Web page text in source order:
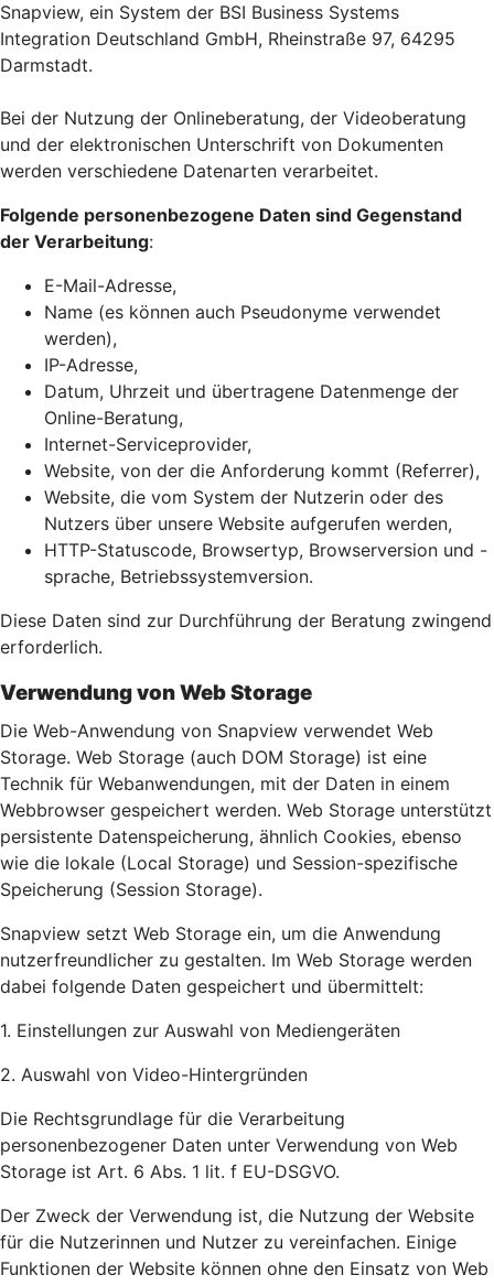
Snapview, ein System der BSI Business Systems
Integration Deutschland GmbH, Rheinstraße 97, 64295
Darmstadt.
Bei der Nutzung der Onlineberatung, der Videoberatung
und der elektronischen Unterschrift von Dokumenten
werden verschiedene Datenarten verarbeitet.
Folgende personenbezogene Daten sind Gegenstand
der Verarbeitung:
E-Mail-Adresse,
Name (es können auch Pseudonyme verwendet
werden),
IP-Adresse,
Datum, Uhrzeit und übertragene Datenmenge der
Online-Beratung,
Internet-Serviceprovider,
Website, von der die Anforderung kommt (Referrer),
Website, die vom System der Nutzerin oder des
Nutzers über unsere Website aufgerufen werden,
HTTP-Statuscode, Browsertyp, Browserversion und -
sprache, Betriebssystemversion.
Diese Daten sind zur Durchführung der Beratung zwingend
erforderlich.
Verwendung von Web Storage
Die Web-Anwendung von Snapview verwendet Web
Storage. Web Storage (auch DOM Storage) ist eine
Technik für Webanwendungen, mit der Daten in einem
Webbrowser gespeichert werden. Web Storage unterstützt
persistente Datenspeicherung, ähnlich Cookies, ebenso
wie die lokale (Local Storage) und Session-spezifische
Speicherung (Session Storage).
Snapview setzt Web Storage ein, um die Anwendung
nutzerfreundlicher zu gestalten. Im Web Storage werden
dabei folgende Daten gespeichert und übermittelt:
1. Einstellungen zur Auswahl von Mediengeräten
2. Auswahl von Video-Hintergründen
Die Rechtsgrundlage für die Verarbeitung
personenbezogener Daten unter Verwendung von Web
Storage ist Art. 6 Abs. 1 lit. f EU-DSGVO.
Der Zweck der Verwendung ist, die Nutzung der Website
für die Nutzerinnen und Nutzer zu vereinfachen. Einige
Funktionen der Website können ohne den Einsatz von Web